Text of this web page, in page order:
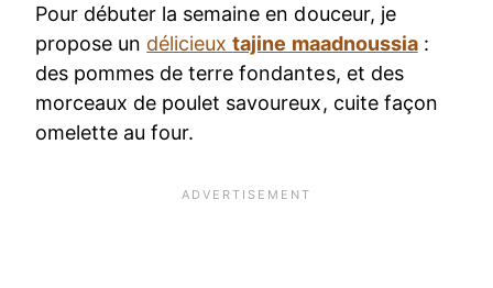
Pour débuter la semaine en douceur, je
propose un délicieuxtajine maadnoussia:
des pommes de terre fondantes, et des
morceaux de poulet savoureux, cuite façon
omelette au four.